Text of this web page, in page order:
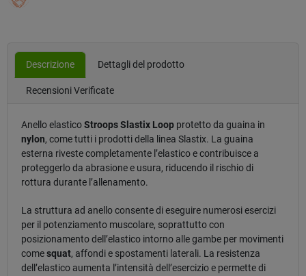
Descrizione Dettagli del prodotto
Recensioni Verificate
Anello elasticoStroops Slastix Loop protetto da guaina in
nylon, come tutti i prodotti della linea Slastix. La guaina
esterna riveste completamente l’elastico e contribuisce a
proteggerlo da abrasione e usura, riducendo il rischio di
rottura durante l’allenamento.
La struttura ad anello consente di eseguire numerosi esercizi
per il potenziamento muscolare, soprattutto con
posizionamento dell’elastico intorno alle gambe per movimenti
comesquat, affondi e spostamenti laterali. La resistenza
dell’elastico aumenta l’intensità dell’esercizio e permette di